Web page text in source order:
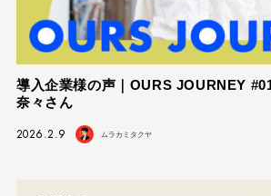
導入企業様の声｜OURS JOURNEY
奈々さん
2026.2.9 ムラカミタクヤ